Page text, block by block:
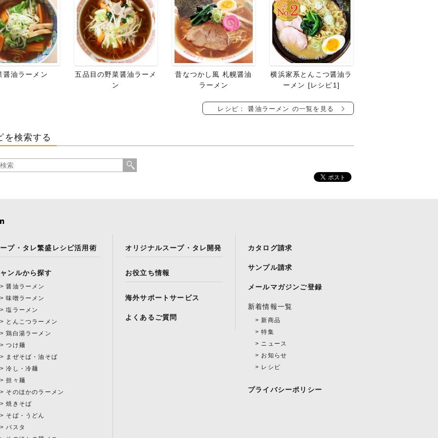
醤油ラーメン
五品目の野菜醤油ラーメ
ン
昔なつかし風 札幌醤油
ラーメン
横浜家系とんこつ醤油ラ
ーメン [レシピ1]
レシピ： 醤油ラーメン の一覧を見る
を検索する
プ・タレ繁盛レシピ活用術
ンルから探す
醤油ラーメン
味噌ラーメン
塩ラーメン
とんこつラーメン
鶏白湯ラーメン
つけ麺
まぜそば・油そば
冷し・冷麺
担々麺
そのほかのラーメン
焼きそば
そば・うどん
パスタ
オリジナルスープ・タレ開発
お役立ち情報
海外サポートサービス
よくあるご質問
カタログ請求
サンプル請求
メールマガジンご登録
新着情報一覧
新商品
特集
ニュース
お知らせ
レシピ
プライバシーポリシー